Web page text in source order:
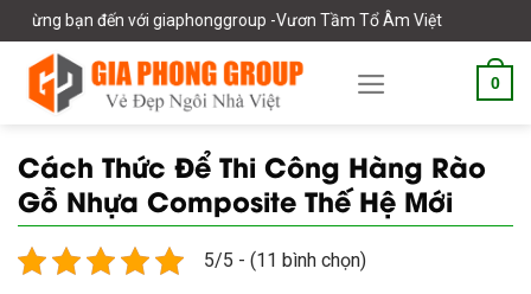
Skip
to
content
với giaphonggroup -Vươn Tầm Tổ Âm Việt
0
Cách Thức Để Thi Công Hàng Rào
Gỗ Nhựa Composite Thế Hệ Mới
5/5 - (11 bình chọn)